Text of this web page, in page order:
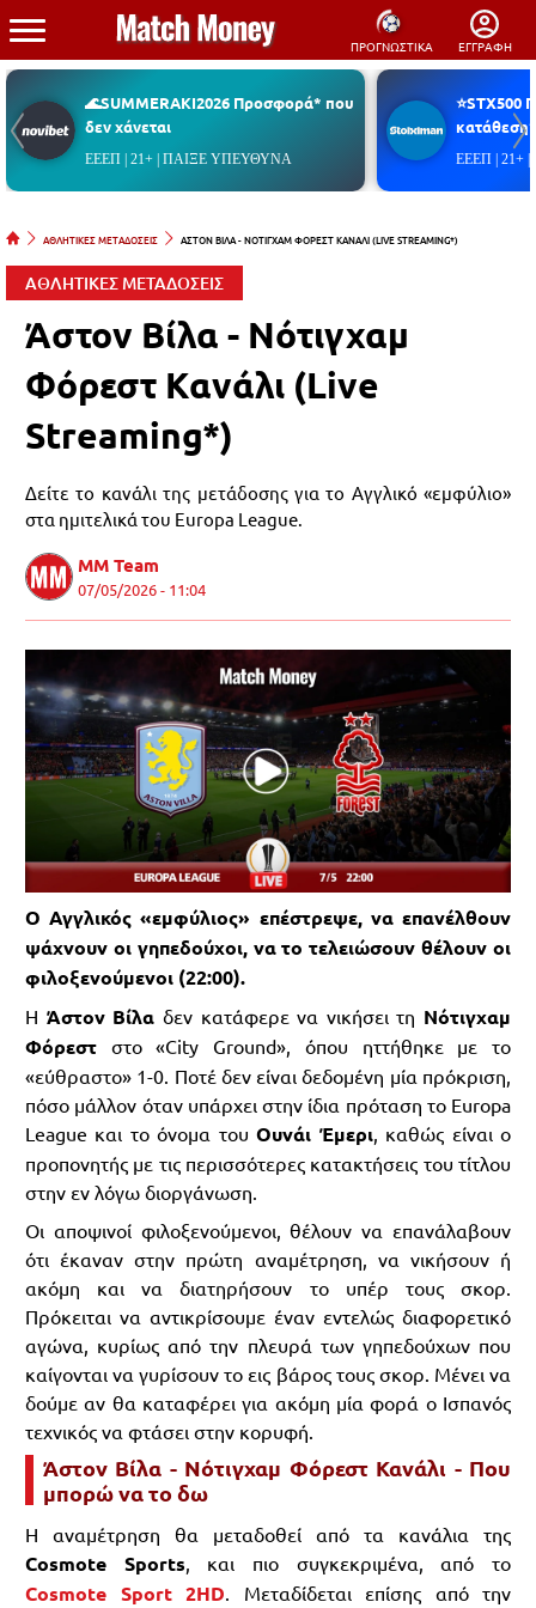
ΠΡΟΓΝΩΣΤΙΚΑ ΕΓΓΡΑΦΗ
🌊SUMMERAKI2026 Προσφορά* που
δεν χάνεται
ΕΕΕΠ | 21+ | ΠΑΙΞΕ ΥΠΕΥΘΥΝΑ
⭐STX500
ΕΕΕΠ | 21+
ΑΘΛΗΤΙΚΕΣ ΜΕΤΑΔΟΣΕΙΣ ΑΣΤΟΝ ΒΙΛΑ - ΝΟΤΙΓΧΑΜ ΦΟΡΕΣΤ ΚΑΝΑΛΙ (LIVE STREAMING*)
ΑΘΛΗΤΙΚΕΣ ΜΕΤΑΔΟΣΕΙΣ
Άστον Βίλα - Νότιγχαμ
Φόρεστ Κανάλι (Live
Streaming*)
Δείτε το κανάλι της μετάδοσης για το Αγγλικό «εμφύλιο»
στα ημιτελικά του Europa League.
MM Team
07/05/2026 - 11:04
Ο Αγγλικός «εμφύλιος» επέστρεψε, να επανέλθουν
ψάχνουν οι γηπεδούχοι, να το τελειώσουν θέλουν οι
φιλοξενούμενοι (22:00).
Η Άστον Βίλα δεν κατάφερε να νικήσει τη Νότιγχαμ
Φόρεστ στο «City Ground», όπου ηττήθηκε με το
«εύθραστο» 1-0. Ποτέ δεν είναι δεδομένη μία πρόκριση,
πόσο μάλλον όταν υπάρχει στην ίδια πρόταση το Europa
League και το όνομα τουΟυνάι Έμερι, καθώς είναι ο
προπονητής με τις περισσότερες κατακτήσεις του τίτλου
στην εν λόγω διοργάνωση.
Οι αποψινοί φιλοξενούμενοι, θέλουν να επανάλαβουν
ότι έκαναν στην πρώτη αναμέτρηση, να νικήσουν ή
ακόμη και να διατηρήσουν το υπέρ τους σκορ.
Πρόκειται να αντικρίσουμε έναν εντελώς διαφορετικό
αγώνα, κυρίως από την πλευρά των γηπεδούχων που
καίγονται να γυρίσουν το εις βάρος τους σκορ. Μένει να
δούμε αν θα καταφέρει για ακόμη μία φορά ο Ισπανός
τεχνικός να φτάσει στην κορυφή.
Άστον Βίλα - Νότιγχαμ Φόρεστ Κανάλι - Που
μπορώ να το δω
Η αναμέτρηση θα μεταδοθεί από τα κανάλια της
Cosmote Sports, και πιο συγκεκριμένα, από το
Cosmote Sport 2HD. Μεταδίδεται επίσης από την